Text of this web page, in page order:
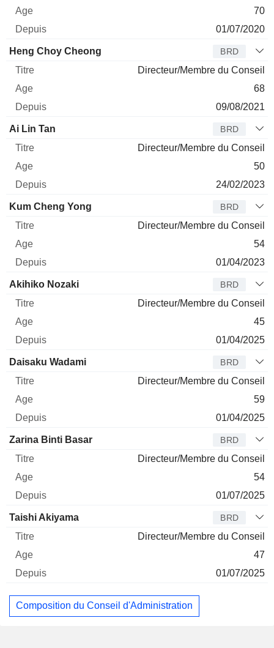
70
01/07/2020
Heng Choy Cheong BRD
Directeur/Membre du Conseil
68
09/08/2021
Ai Lin Tan BRD
Directeur/Membre du Conseil
50
24/02/2023
Kum Cheng Yong BRD
Directeur/Membre du Conseil
54
01/04/2023
Akihiko Nozaki BRD
Directeur/Membre du Conseil
45
01/04/2025
Daisaku Wadami BRD
Directeur/Membre du Conseil
59
01/04/2025
Zarina Binti Basar BRD
Directeur/Membre du Conseil
54
01/07/2025
Taishi Akiyama BRD
Directeur/Membre du Conseil
47
01/07/2025
Composition du Conseil d'Administration